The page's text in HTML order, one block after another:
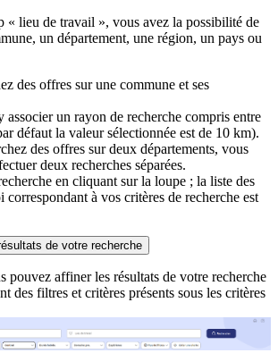
« lieu de travail », vous avez la possibilité de
un département, une région, un pays ou
des offres sur une commune et ses
associer un rayon de recherche compris entre
défaut la valeur sélectionnée est de 10 km).
des offres sur deux départements, vous
deux recherches séparées.
en cliquant sur la loupe ; la liste des
correspondant à vos critères de recherche est
de votre recherche
pouvez affiner les résultats de votre recherche
des filtres et critères présents sous les critères